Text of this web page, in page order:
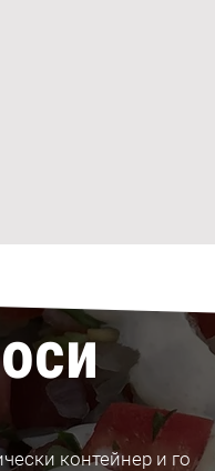
контейнер и го